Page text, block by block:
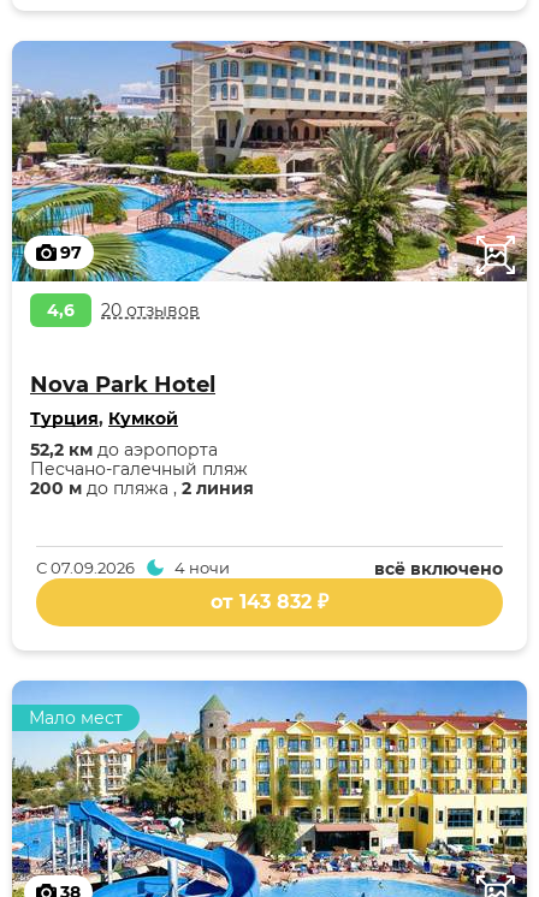
97
4,6 20 отзывов
Nova Park Hotel
Турция, Кумкой
200 м до пляжа , 2 линия
Песчано-галечный пляж
52,2 км до аэропорта
всё включено
С07.09.2026 4 ночи
от 143 832 ₽
38
Мало мест